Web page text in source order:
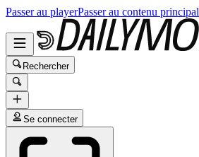
Passer au playerPasser au contenu principal
Rechercher
Se connecter